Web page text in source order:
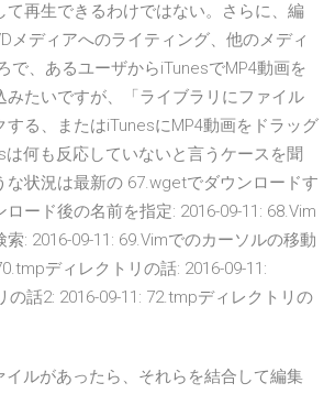
て再生できるわけではない。さらに、編
メディアへのライティング、他のメディ
で、あるユーザからiTunesでMP4動画を
みたいですが、「ライブラリにファイル
する、またはiTunesにMP4動画をドラッグ
は何も反応していないと言うケースを聞
な状況は最新の 67.wgetでダウンロードす
ード後の名前を指定: 2016-09-11: 68.Vim
: 2016-09-11: 69.Vimでのカーソルの移動
ディレクトリの話: 2016-09-11:
の話2: 2016-09-11: 72.tmpディレクトリの
イルがあったら、それらを結合して編集